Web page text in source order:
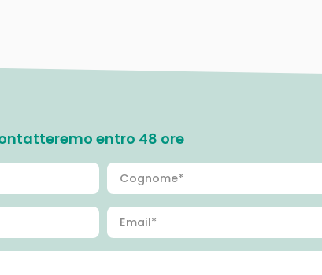
entro 48 ore